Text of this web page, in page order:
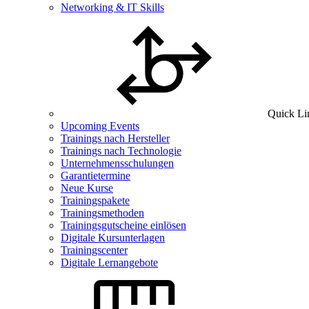
Networking & IT Skills
Quick
Upcoming Events
Trainings nach Hersteller
Trainings nach Technologie
Unternehmensschulungen
Garantietermine
Neue Kurse
Trainingspakete
Trainingsmethoden
Trainingsgutscheine einlösen
Digitale Kursunterlagen
Trainingscenter
Digitale Lernangebote